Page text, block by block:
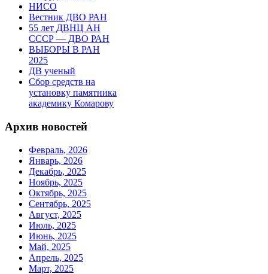
НИСО
Вестник ДВО РАН
55 лет ДВНЦ АН
СССР — ДВО РАН
ВЫБОРЫ В РАН
2025
ДВ ученый
Сбор средств на
установку памятника
академику Комарову
Архив новостей
Февраль, 2026
Январь, 2026
Декабрь, 2025
Ноябрь, 2025
Октябрь, 2025
Сентябрь, 2025
Август, 2025
Июль, 2025
Июнь, 2025
Май, 2025
Апрель, 2025
Март, 2025